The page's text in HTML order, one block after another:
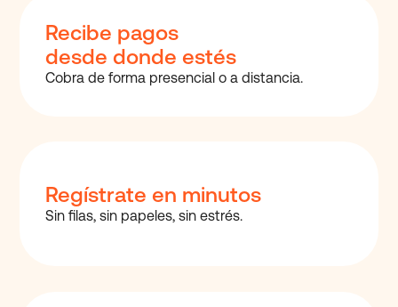
Recibe pagos
desde donde estés
Cobra de forma presencial o a distancia.
Regístrate en minutos
Sin filas, sin papeles, sin estrés.